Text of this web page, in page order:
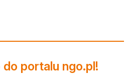
portalu ngo.pl!